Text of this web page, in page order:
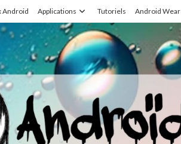
Android Applications Tutoriels Android Wear